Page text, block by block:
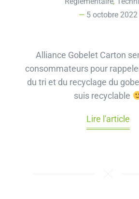
5 octobre 2022
Alliance Gobelet Carton
consommateurs pour
du tri et du recyclage du
suis recyclable
Lire l'article